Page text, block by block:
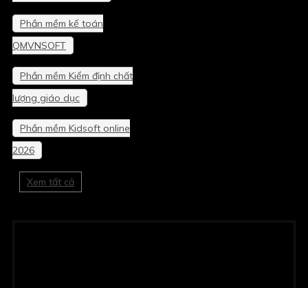
Phần mềm kế toán
QMVNSOFT
Phần mềm Kiểm định chất
lượng giáo dục
Phần mềm Kidsoft online
2026
Xem tất cả